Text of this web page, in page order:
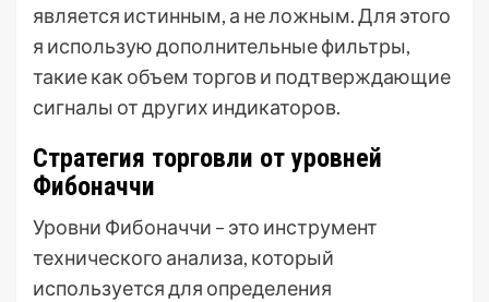
является истинным, а не ложным. Для этого
я использую дополнительные фильтры,
такие как объем торгов и подтверждающие
сигналы от других индикаторов.
Стратегия торговли от уровней
Фибоначчи
Уровни Фибоначчи – это инструмент
технического анализа, который
используется для определения